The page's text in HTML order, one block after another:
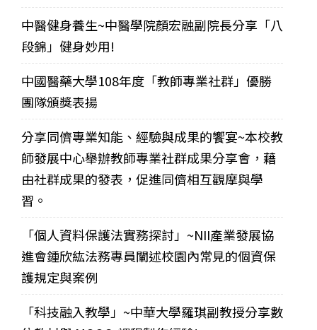
中醫健身養生~中醫學院顏宏融副院長分享「八
段錦」健身妙用!
中國醫藥大學108年度「教師專業社群」優勝
團隊頒獎表揚
分享同儕專業知能、經驗與成果的饗宴~本校教
師發展中心舉辦教師專業社群成果分享會，藉
由社群成果的發表，促進同儕相互觀摩與學
習。
「個人資料保護法實務探討」~NII產業發展協
進會鍾欣紘法務專員闡述校園內常見的個資保
護規定與案例
「科技融入教學」~中華大學羅琪副教授分享數